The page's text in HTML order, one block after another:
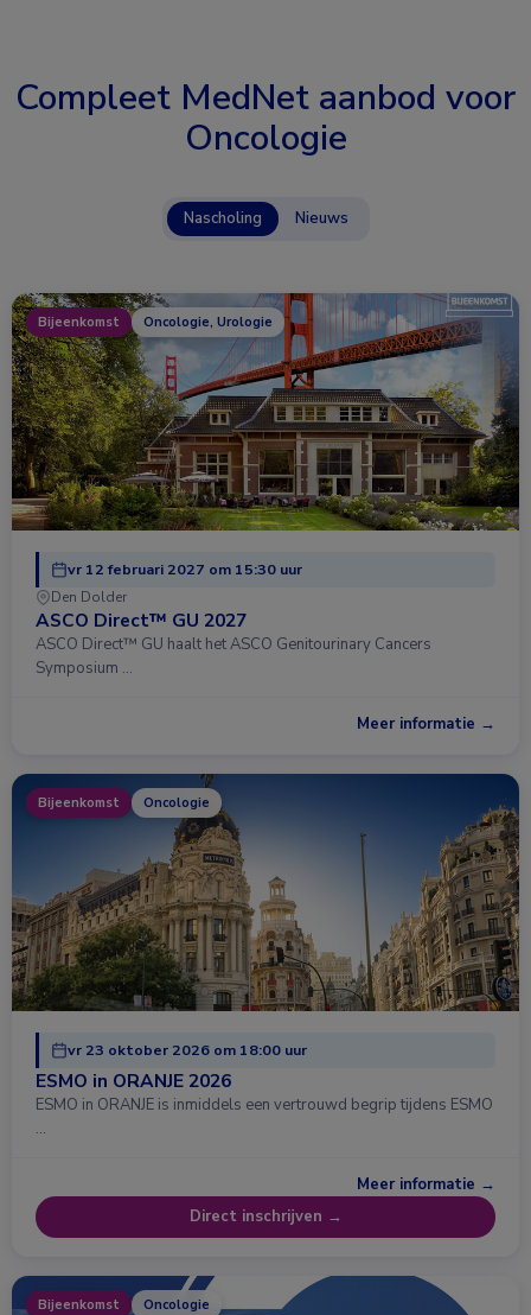
Compleet MedNet aanbod voor
Oncologie
Nascholing Nieuws
Bijeenkomst Oncologie, Urologie
vr 12 februari 2027 om 15:30 uur
Den Dolder
ASCO Direct™ GU 2027
ASCO Direct™ GU haalt het ASCO Genitourinary Cancers
Symposium …
Meer informatie →
Bijeenkomst Oncologie
vr 23 oktober 2026 om 18:00 uur
ESMO in ORANJE 2026
ESMO in ORANJE is inmiddels een vertrouwd begrip tijdens ESMO
…
Meer informatie →
Direct inschrijven →
Bijeenkomst Oncologie